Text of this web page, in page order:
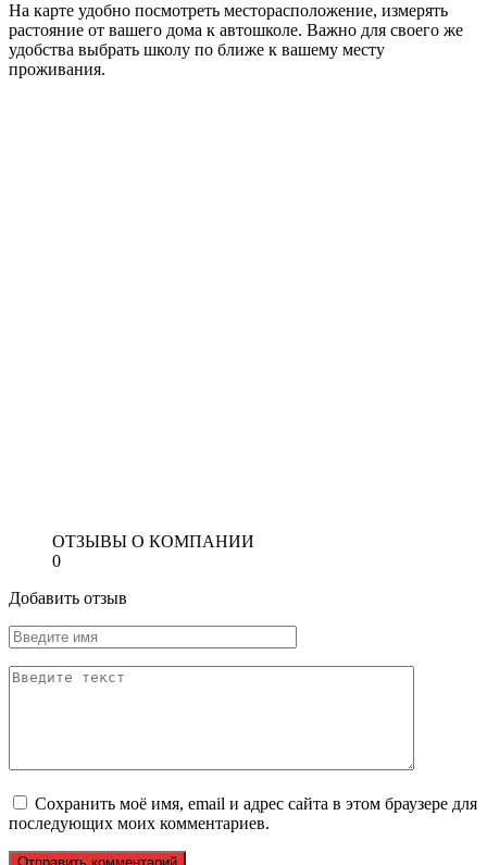
На карте удобно посмотреть месторасположение, измерять
растояние от вашего дома к автошколе. Важно для своего же
удобства выбрать школу по ближе к вашему месту
проживания.
ОТЗЫВЫ О КОМПАНИИ
0
Добавить отзыв
Сохранить моё имя, email и адрес сайта в этом браузере для
последующих моих комментариев.